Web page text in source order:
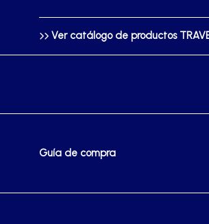
Ver catálogo de productos
Guía de compra